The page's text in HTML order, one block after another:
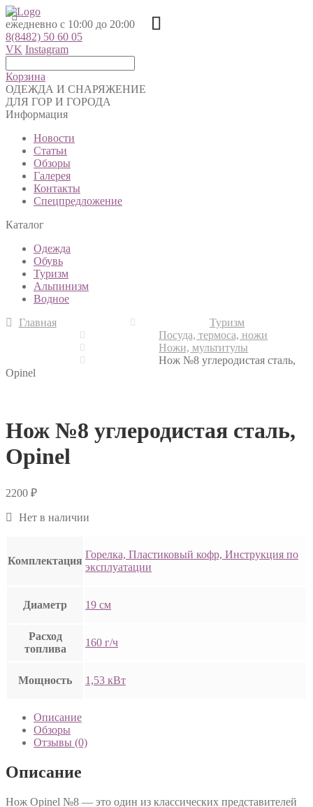
ежедневно с 10:00 до 20:00
8(8482) 50 60 05
VK Instagram
Корзина
ОДЕЖДА И СНАРЯЖЕНИЕ
ДЛЯ ГОР И ГОРОДА
Информация
Новости
Статьи
Обзоры
Галерея
Контакты
Спецпредложение
Каталог
Одежда
Обувь
Туризм
Альпинизм
Водное
Главная
Туризм
Посуда, термоса, ножи
Ножи, мультитулы
Нож №8 углеродистая сталь,
Opinel
Нож №8 углеродистая сталь,
Opinel
2200 ₽
Нет в наличии
Комплектация
Горелка, Пластиковый кофр, Инструкция по
эксплуатации
Диаметр 19 см
Расход
топлива
160 г/ч
Мощность 1,53 кВт
Описание
Обзоры
Отзывы (0)
Описание
Нож Opinel №8 — это один из классических представителей